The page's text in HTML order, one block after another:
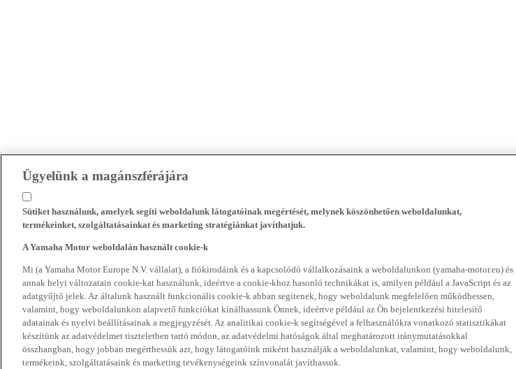
Ügyelünk a magánszférájára
Sütiket használunk, amelyek segíti weboldalunk látogatóinak megértését, melynek köszönhetően weboldalunkat,
termékeinket, szolgáltatásainkat és marketing stratégiánkat javíthatjuk.
A Yamaha Motor weboldalán használt cookie-k
Mi (a Yamaha Motor Europe N.V. vállalat), a fiókirodáink és a kapcsolódó vállalkozásaink a weboldalunkon (yamaha-motor.eu) és
annak helyi változatain cookie-kat használunk, ideértve a cookie-khoz hasonló technikákat is, amilyen például a JavaScript és az
adatgyűjtő jelek. Az általunk használt funkcionális cookie-k abban segítenek, hogy weboldalunk megfelelően működhessen,
valamint, hogy weboldalunkon alapvető funkciókat kínálhassunk Önnek, ideértve például az Ön bejelentkezési hitelesítő
adatainak és nyelvi beállításainak a megjegyzését. Az analitikai cookie-k segítségével a felhasználókra vonatkozó statisztikákat
készítünk az adatvédelmet tiszteletben tartó módon, az adatvédelmi hatóságok által meghatározott iránymutatásokkal
összhangban, hogy jobban megérthessük azt, hogy látogatóink miként használják a weboldalunkat, valamint, hogy weboldalunk,
termékeink, szolgáltatásaink és marketing tevékenységeink színvonalát javíthassuk.